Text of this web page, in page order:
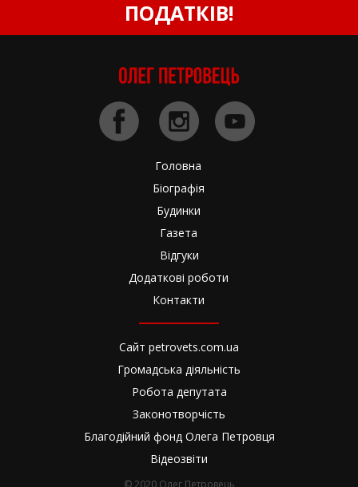
ПОДАТКІВ!
© 2020 Олег Петровець
Сайт petrovets.com.ua
Громадська діяльність
Робота депутата
Законотворчість
Благодійний фонд Олега Петровця
Відеозвіти
Головна
Біографія
Будинки
Газета
Контакти
Додаткові роботи
Відгуки